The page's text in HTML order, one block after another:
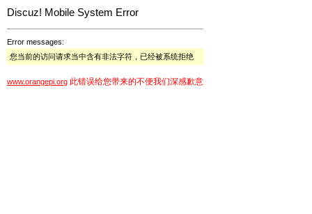
Discuz! Mobile System Error
Error messages:
您当前的访问请求当中含有非法字符，已经被系统拒绝
www.orangepi.org 此错误给您带来的不便我们深感歉意